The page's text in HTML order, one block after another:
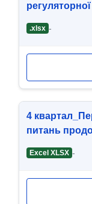
.xlsx -
4
питань
Excel XLSX -